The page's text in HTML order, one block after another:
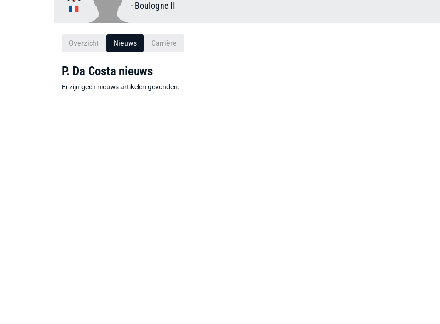
- Boulogne II
Overzicht Nieuws Carrière
P. Da Costa nieuws
Er zijn geen nieuws artikelen gevonden.